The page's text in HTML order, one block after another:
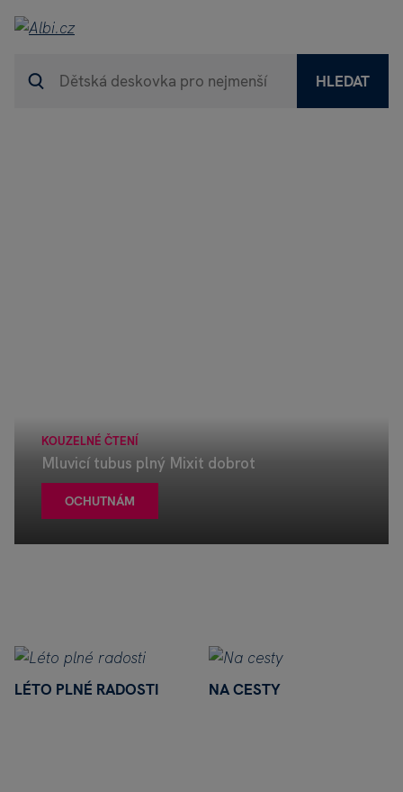
HLEDAT
KOUZELNÉ ČTENÍ
Mluvicí tubus plný Mixit dobrot
OCHUTNÁM
LÉTO PLNÉ RADOSTI NA CESTY